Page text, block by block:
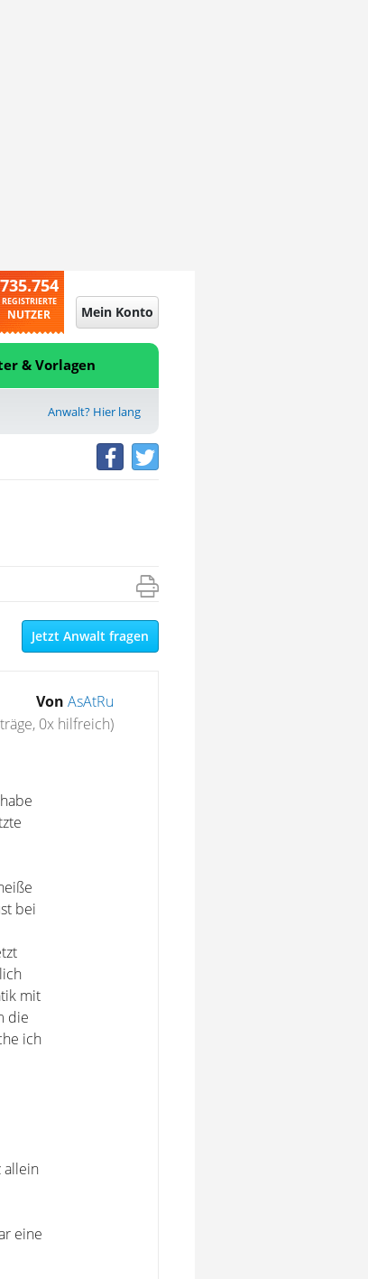
735.754
REGISTRIERTE
NUTZER Mein Konto
& Vorlagen
Anwalt? Hier lang
Jetzt Anwalt fragen
Von AsAtRu
0x hilfreich)
bei
mit
die
ich
allein
eine